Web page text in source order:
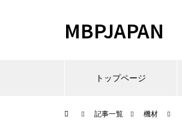
MBPJAPAN
トップページ
記事一覧 機材